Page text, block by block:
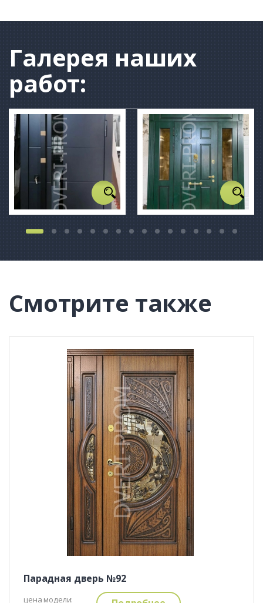
Галерея наших
работ:
Смотрите также
Парадная дверь №92
цена модели: